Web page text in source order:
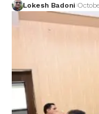
Lokesh Badoni